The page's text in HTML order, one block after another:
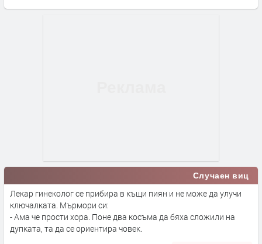
Случаен виц
Лекар гинеколог се прибира в къщи пиян и не може да улучи
ключалката. Мърмори си:
- Ама че прости хора. Поне два косъма да бяха сложили на
дупката, та да се ориентира човек.